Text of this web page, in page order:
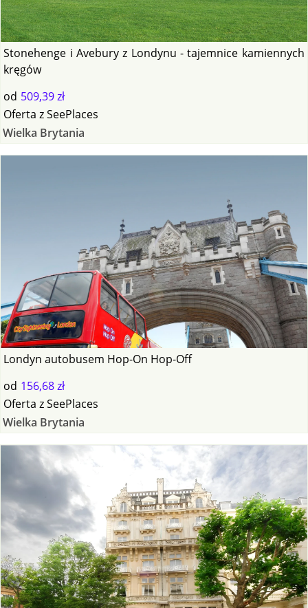
Stonehenge i Avebury z Londynu - tajemnice kamiennych
kręgów
od 509,39 zł
Oferta zSeePlaces
Wielka Brytania
Londyn autobusem Hop-On Hop-Off
od 156,68 zł
Oferta zSeePlaces
Wielka Brytania